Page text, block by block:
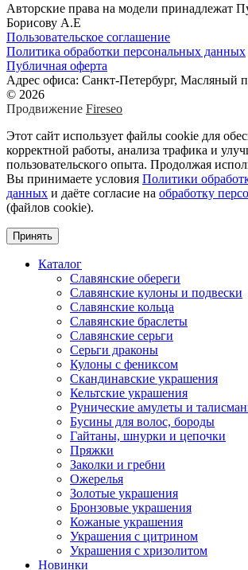
Авторские права на модели принадлежат
Борисову А.Е
Пользовательское соглашение
Политика обработки персональных данных
Публичная оферта
Адрес офиса: Санкт-Петербург, Масляный
© 2026
Продвижение Fireseo
Этот сайт использует файлы cookie для
корректной работы, анализа трафика и
пользовательского опыта. Продолжая
Вы принимаете условия Политики
данных и даёте согласие на обработку
(файлов cookie).
Принять
Каталог
Славянские обереги
Славянские кулоны и подвески
Славянские кольца
Славянские браслеты
Славянские серьги
Серьги драконы
Кулоны с фениксом
Скандинавские украшения
Кельтские украшения
Рунические амулеты и
Бусины для волос, бороды
Гайтаны, шнурки и цепочки
Пряжки
Заколки и гребни
Ожерелья
Золотые украшения
Бронзовые украшения
Кожаные украшения
Украшения с цитрином
Украшения с хризолитом
Новинки